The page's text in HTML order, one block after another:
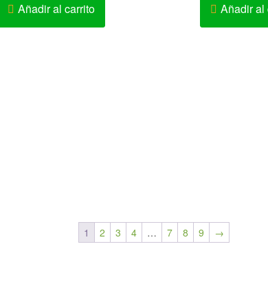
Añadir al carrito
Añadir al
1 2 3 4 … 7 8 9 →